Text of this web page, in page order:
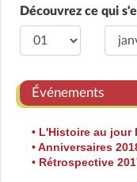
Découvrez ce qui
Événements
• L'Histoire au jour
• Anniversaires
• Rétrospective